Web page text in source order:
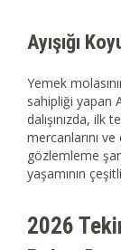
Ayışığı
Yemek
sahipliği yapan
dalışınızda,
mercanlarını
gözlemleme
yaşamının
2026